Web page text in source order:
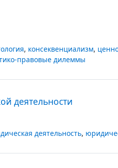
, консеквенциализм,
правовые дилеммы
деятельности
деятельность,